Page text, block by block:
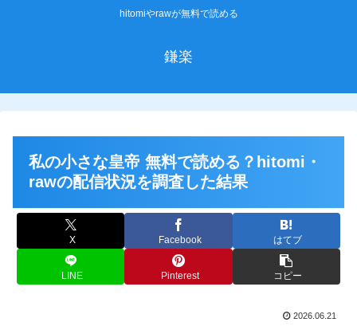
hitomiやrawが無料で読める
鎌楽
私の小さな皇帝 無料で読める？hitomi・
rawの配信状況を調査した結果
X Facebook はてブ
LINE Pinterest コピー
2026.06.21